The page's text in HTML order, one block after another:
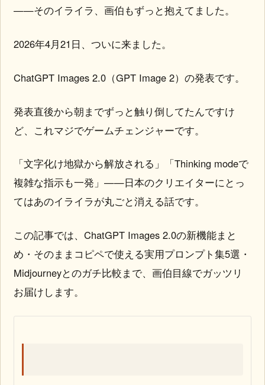
——そのイライラ、画伯もずっと抱えてました。
2026年4月21日、ついに来ました。
ChatGPT Images 2.0（GPT Image 2）の発表です。
発表直後から朝までずっと触り倒してたんですけ
ど、これマジでゲームチェンジャーです。
「文字化け地獄から解放される」「Thinking modeで
複雑な指示も一発」——日本のクリエイターにとっ
てはあのイライラが丸ごと消える話です。
この記事では、ChatGPT Images 2.0の新機能まと
め・そのままコピペで使える実用プロンプト集5選・
Midjourneyとのガチ比較まで、画伯目線でガッツリ
お届けします。